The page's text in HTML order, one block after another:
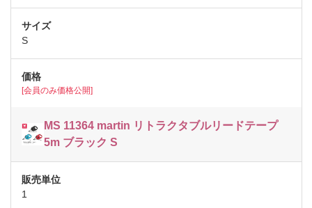
S
[会員のみ価格公開]
MS 11364 martin リトラクタブルリードテープ
5m ブラック S
1